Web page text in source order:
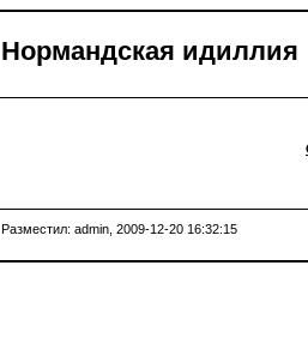
Нормандская идиллия
Разместил: admin , 2009-12-20 16:32:15